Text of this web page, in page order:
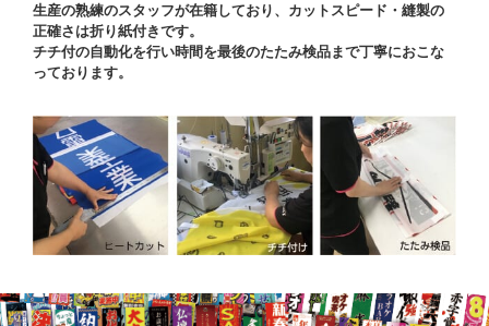
生産の熟練のスタッフが在籍しており、カットスピード・縫製の
正確さは折り紙付きです。
チチ付の自動化を行い時間を最後のたたみ検品まで丁寧におこな
っております。